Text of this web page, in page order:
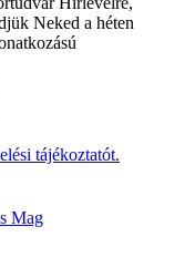
Neked a héten
tájékoztatót.
Mag